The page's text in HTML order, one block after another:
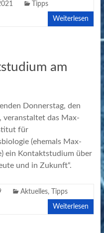
Tipps
Weiterlesen
am
Donnerstag, den
veranstaltet das Max-
für
(ehemals Max-
ein Kontaktstudium über
und in Zukunft“.
Aktuelles, Tipps
Weiterlesen